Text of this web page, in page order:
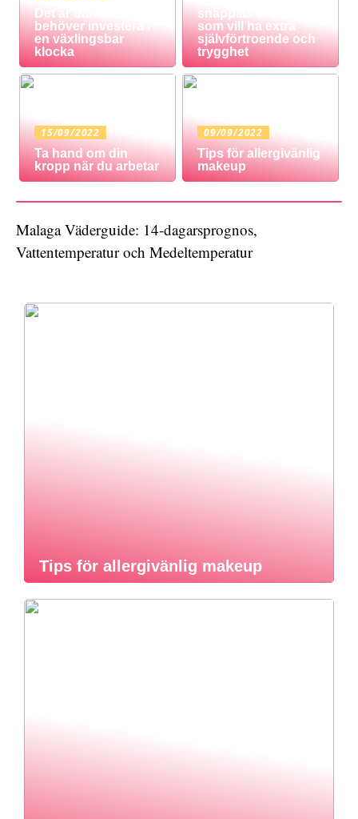
Det är därför du
behöver investera i
en växlingsbar
klocka
snäpplås är för dig
som vill ha extra
självförtroende och
trygghet
15/09/2022
Ta hand om din
kropp när du arbetar
09/09/2022
Tips för allergivänlig
makeup
Malaga Väderguide: 14-dagarsprognos,
Vattentemperatur och Medeltemperatur
Tips för allergivänlig makeup